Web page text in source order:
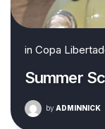
in Copa
Summer
by ADMINNICK